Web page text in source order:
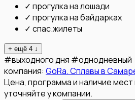
✓ прогулка на лошади
✓ прогулка на байдарках
✓ спас.жилеты
+ ещё 4 ↓
#выходного дня #однодневный
компания: GoRa. Сплавы в
Цена, программа и наличие
уточняйте у компании.